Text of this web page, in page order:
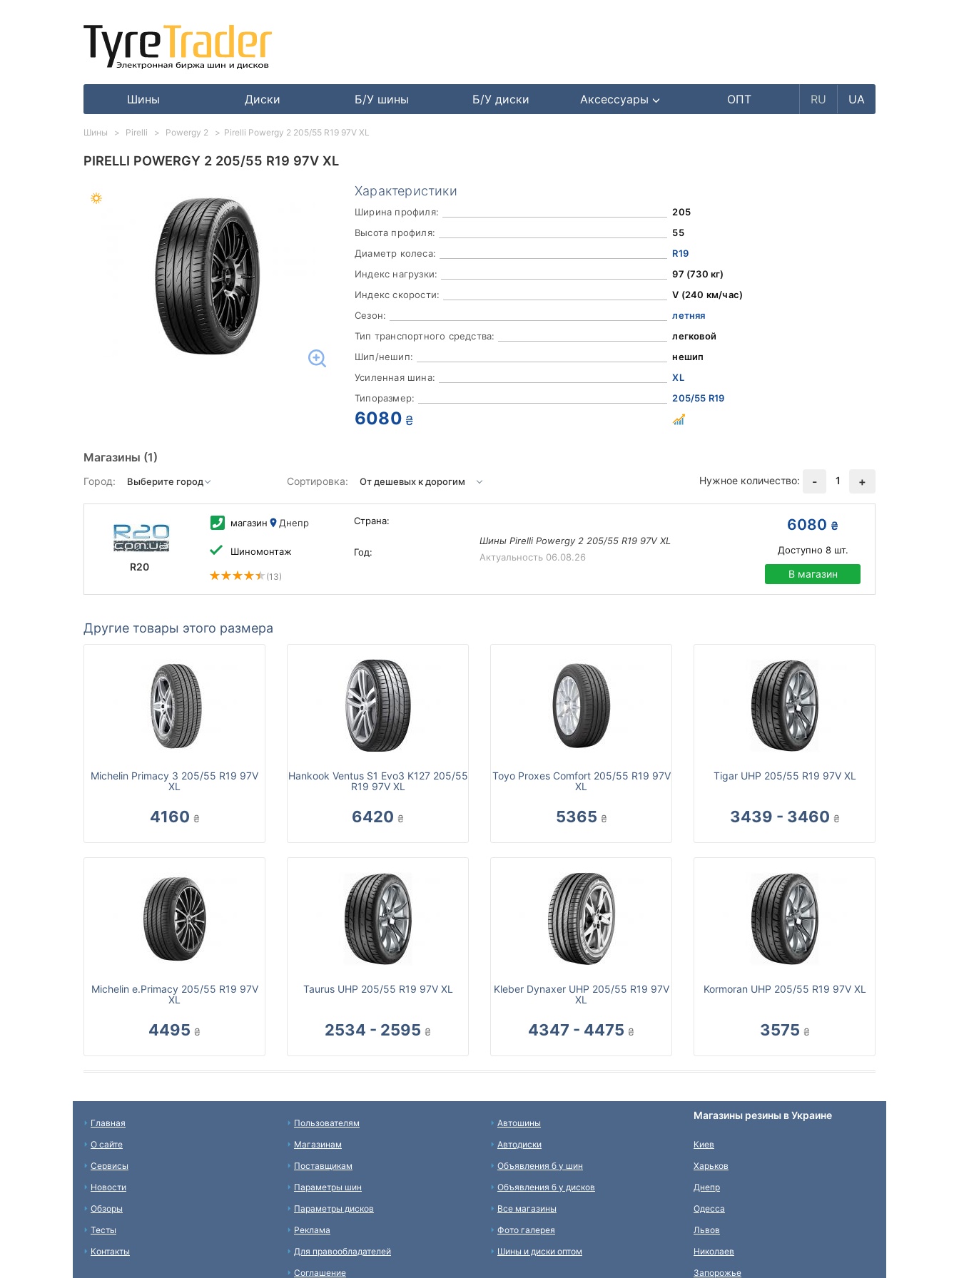
Шины Диски Б/У шины Б/У диски Аксессуары ОПТ RU UA
PIRELLI POWERGY 2 205/55 R19 97V XL
Характеристики
Ширина профиля:
205
Высота профиля:
55
Диаметр колеса:
R19
Индекс нагрузки:
97 (730 кг)
Индекс скорости:
V (240 км/час)
Сезон:
летняя
Тип транспортного средства:
легковой
Шип/нешип:
нешип
Усиленная шина:
XL
Типоразмер:
205/55 R19
6080 ₴
Магазины (1)
Город: Сортировка: Нужное количество: - 1 +
R20
магазин Днепр
Шиномонтаж
(13)
Страна:
Год:
Шины Pirelli Powergy 2 205/55 R19 97V XL
Актуальность 06.08.26
6080 ₴
Доступно 8шт.
В магазин
Другие товары этого размера
Michelin Primacy 3 205/55 R19 97V
XL
4160 ₴
Hankook Ventus S1 Evo3 K127 205/55
R19 97V XL
6420 ₴
Toyo Proxes Comfort 205/55 R19 97V
XL
5365 ₴
Tigar UHP 205/55 R19 97V XL
3439 - 3460 ₴
Michelin e.Primacy 205/55 R19 97V
XL
4495 ₴
Taurus UHP 205/55 R19 97V XL
2534 - 2595 ₴
Kleber Dynaxer UHP 205/55 R19 97V
XL
4347 - 4475 ₴
Kormoran UHP 205/55 R19 97V XL
3575 ₴
Шины Pirelli Powergy 2 Pirelli Powergy 2 205/55 R19 97V XL
Главная
О сайте
Сервисы
Новости
Обзоры
Тесты
Контакты
Пользователям
Магазинам
Поставщикам
Параметры шин
Параметры дисков
Реклама
Для правообладателей
Соглашение
Автошины
Автодиски
Объявления б у шин
Объявления б у дисков
Все магазины
Фото галерея
Шины и диски оптом
Магазины резины в Украине
Киев
Харьков
Днепр
Одесса
Львов
Николаев
Запорожье